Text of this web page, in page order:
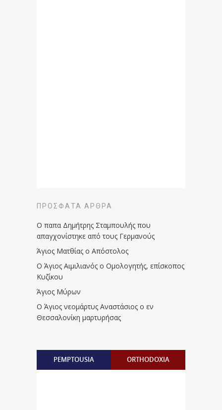
ΠΡΌΣΦΑΤΑ ΆΡΘΡΑ
Ο παπα Δημήτρης Σταμπουλής που
απαγχονίστηκε από τους Γερμανούς
Άγιος Ματθίας ο Απόστολος
Ο Άγιος Αιμιλιανός ο Ομολογητής, επίσκοπος
Κυζίκου
Άγιος Μύρων
Ο Άγιος νεομάρτυς Αναστάσιος ο εν
Θεσσαλονίκη μαρτυρήσας
PEMPTOUSIA ORTHODOXIA